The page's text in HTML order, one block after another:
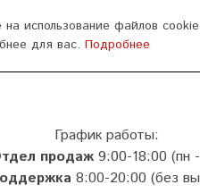
График работы:
продаж9:00-18:00 (пн
8:00-20:00 (без
на использование файлов
для вас. Подробнее